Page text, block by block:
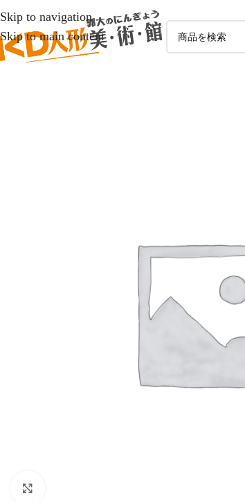
Skip to navigation
Skip to main content